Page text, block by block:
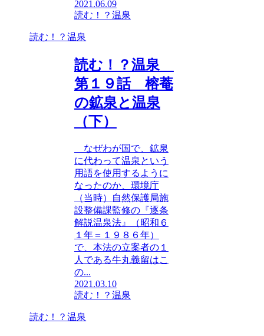
2021.06.09
読む！？温泉
読む！？温泉
読む！？温泉
第１９話 榕菴
の鉱泉と温泉
（下）
なぜわが国で、鉱泉
に代わって温泉という
用語を使用するように
なったのか、環境庁
（当時）自然保護局施
設整備課監修の『逐条
解説温泉法』（昭和６
１年＝１９８６年）
で、本法の立案者の１
人である牛丸義留はこ
の...
2021.03.10
読む！？温泉
読む！？温泉